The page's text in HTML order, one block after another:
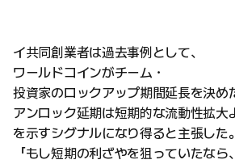
イ共同創業者は過去事例として、
ワールドコインがチーム・
投資家のロックアップ期間延長を決め
アンロック延期は短期的な流動性拡大
を示すシグナルになり得ると主張した。
「もし短期の利ざやを狙っていたなら、